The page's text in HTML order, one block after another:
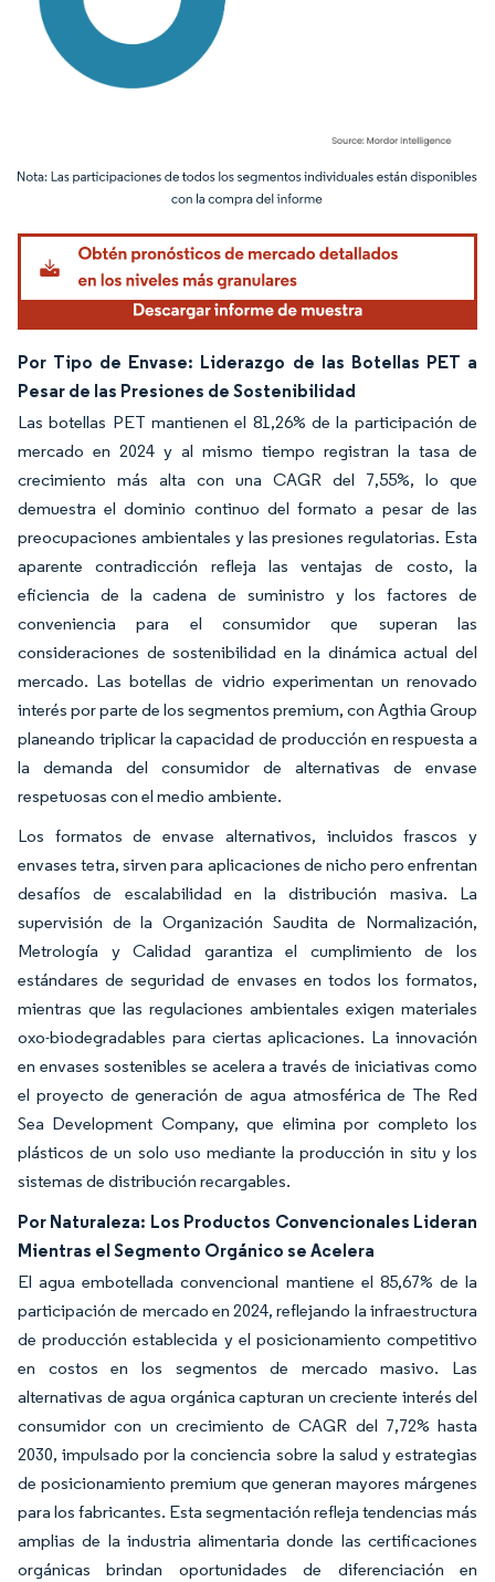
Imagen © Mordor Intelligence. El uso requiere atribución según CC BY 4.0.
Por Tipo de Envase: Liderazgo de las Botellas PET a
Pesar de las Presiones de Sostenibilidad
Las botellas PET mantienen el 81,26% de la participación de
mercado en 2024 y al mismo tiempo registran la tasa de
crecimiento más alta con una CAGR del 7,55%, lo que
demuestra el dominio continuo del formato a pesar de las
preocupaciones ambientales y las presiones regulatorias. Esta
aparente contradicción refleja las ventajas de costo, la
eficiencia de la cadena de suministro y los factores de
conveniencia para el consumidor que superan las
consideraciones de sostenibilidad en la dinámica actual del
mercado. Las botellas de vidrio experimentan un renovado
interés por parte de los segmentos premium, con Agthia Group
planeando triplicar la capacidad de producción en respuesta a
la demanda del consumidor de alternativas de envase
respetuosas con el medio ambiente.
Los formatos de envase alternativos, incluidos frascos y
envases tetra, sirven para aplicaciones de nicho pero enfrentan
desafíos de escalabilidad en la distribución masiva. La
supervisión de la Organización Saudita de Normalización,
Metrología y Calidad garantiza el cumplimiento de los
estándares de seguridad de envases en todos los formatos,
mientras que las regulaciones ambientales exigen materiales
oxo-biodegradables para ciertas aplicaciones. La innovación
en envases sostenibles se acelera a través de iniciativas como
el proyecto de generación de agua atmosférica de The Red
Sea Development Company, que elimina por completo los
plásticos de un solo uso mediante la producción in situ y los
sistemas de distribución recargables.
Por Naturaleza: Los Productos Convencionales Lideran
Mientras el Segmento Orgánico se Acelera
El agua embotellada convencional mantiene el 85,67% de la
participación de mercado en 2024, reflejando la infraestructura
de producción establecida y el posicionamiento competitivo
en costos en los segmentos de mercado masivo. Las
alternativas de agua orgánica capturan un creciente interés del
consumidor con un crecimiento de CAGR del 7,72% hasta
2030, impulsado por la conciencia sobre la salud y estrategias
de posicionamiento premium que generan mayores márgenes
para los fabricantes. Esta segmentación refleja tendencias más
amplias de la industria alimentaria donde las certificaciones
orgánicas brindan oportunidades de diferenciación en